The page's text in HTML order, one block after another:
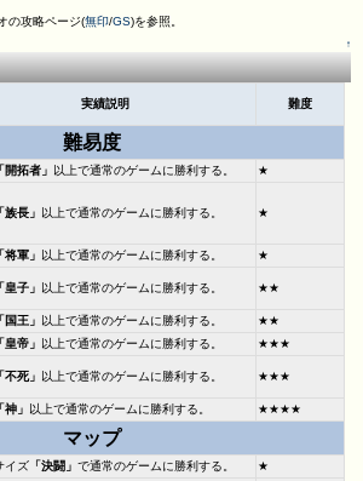
の攻略ページ(無印/GS)を参照。
↑
実績説明 難度
難易度
「開拓者」 以上で通常のゲームに勝利する。 ★
「族長」 以上で通常のゲームに勝利する。 ★
「将軍」 以上で通常のゲームに勝利する。 ★
「皇子」 以上で通常のゲームに勝利する。 ★★
「国王」 以上で通常のゲームに勝利する。
★★
「皇帝」 以上で通常のゲームに勝利する。 ★★★
「不死」 以上で通常のゲームに勝利する。 ★★★
「神」 以上で通常のゲームに勝利する。 ★★★★
マップ
イズ 「決闘」 で通常のゲームに勝利する。 ★